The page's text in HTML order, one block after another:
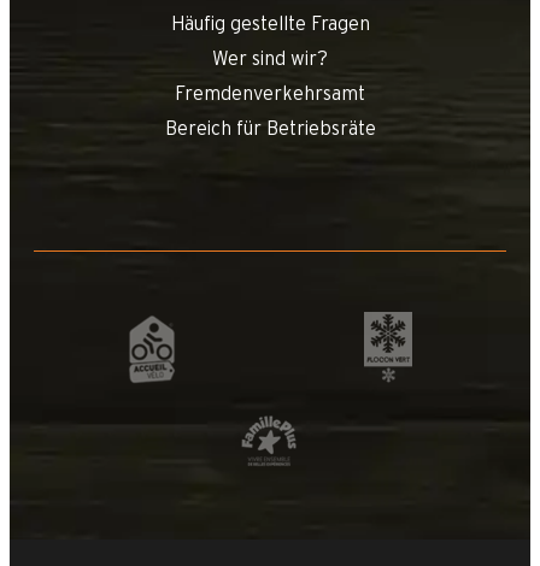
Häufig gestellte Fragen
Wer sind wir?
Fremdenverkehrsamt
Bereich für Betriebsräte